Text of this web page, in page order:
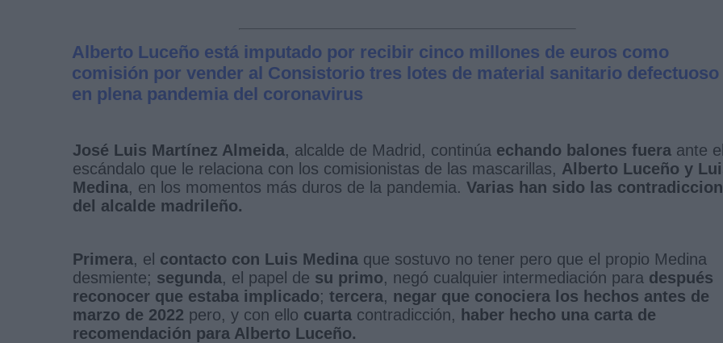
Alberto Luceño está imputado por recibir cinco millones de euros como
comisión por vender al Consistorio tres lotes de material sanitario defectuoso
en plena pandemia del coronavirus
José Luis Martínez Almeida, alcalde de Madrid, continúa echando balones fuera ante el
escándalo que le relaciona con los comisionistas de las mascarillas, Alberto Luceño y
Medina, en los momentos más duros de la pandemia. Varias han sido las
del alcalde madrileño.
Primera, el contacto con Luis Medina que sostuvo no tener pero que el propio Medina
desmiente; segunda, el papel de su primo, negó cualquier intermediación para después
reconocer que estaba implicado; tercera, negar que conociera los hechos antes de
marzo de 2022 pero, y con ello cuarta contradicción, haber hecho una carta de
recomendación para Alberto Luceño.